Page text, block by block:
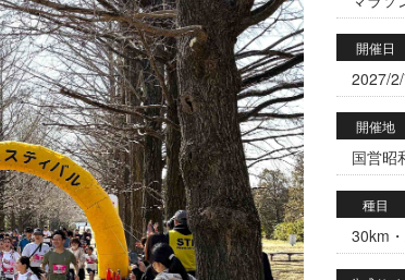
開催日
2027/
開催地
国営昭
種目
30km